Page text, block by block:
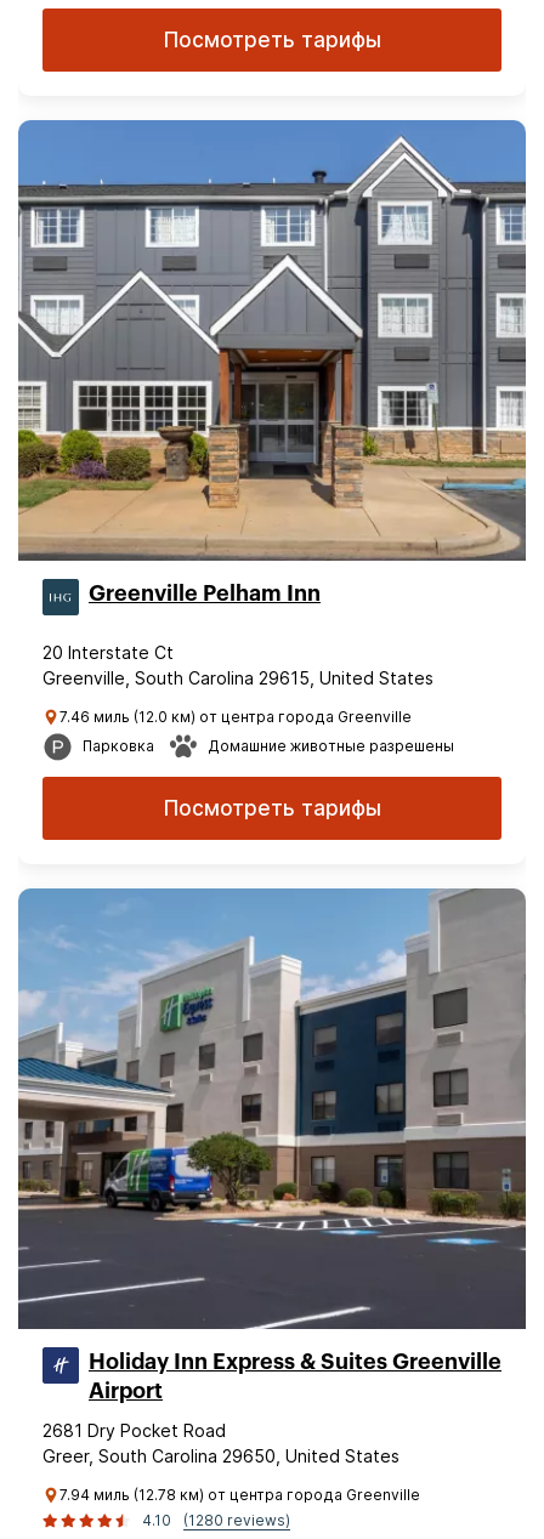
Посмотреть тарифы
Greenville Pelham Inn
20 Interstate Ct
Greenville, South Carolina 29615, United States
7.46 миль (12.0 км) от центра города Greenville
Парковка
Домашние животные разрешены
Посмотреть тарифы
Holiday Inn Express & Suites Greenville
Airport
2681 Dry Pocket Road
Greer, South Carolina 29650, United States
7.94 миль (12.78 км) от центра города Greenville
4.10
(1280 reviews)